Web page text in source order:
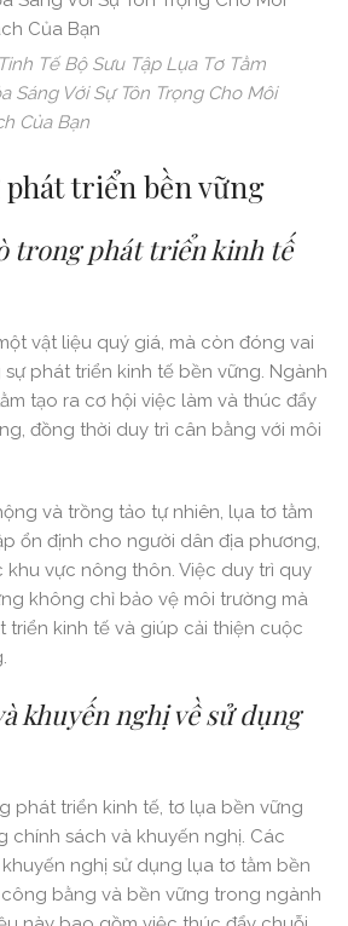
Tế Bộ Sưu Tập Lụa Tơ Tằm
Sáng Với Sự Tôn Trọng Cho Môi
Của Bạn
phát triển bền vững
trong phát triển kinh tế
vật liệu quý giá, mà còn đóng vai
phát triển kinh tế bền vững. Ngành
tạo ra cơ hội việc làm và thúc đẩy
đồng thời duy trì cân bằng với môi
và trồng tảo tự nhiên, lụa tơ tằm
ổn định cho người dân địa phương,
vực nông thôn. Việc duy trì quy
không chỉ bảo vệ môi trường mà
triển kinh tế và giúp cải thiện cuộc
khuyến nghị về sử dụng
phát triển kinh tế, tơ lụa bền vững
chính sách và khuyến nghị. Các
nghị sử dụng lụa tơ tằm bền
bằng và bền vững trong ngành